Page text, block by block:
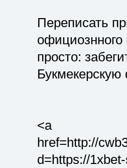
Переписать
официознного
просто:
<a
href=http://
d=https://